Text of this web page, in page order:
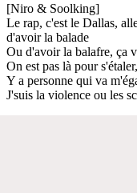
[Niro & Soolking]
Le rap, c'est le Dallas,
d'avoir la balade
Ou d'avoir la balafre, ça
On est pas là pour
Y a personne qui va
J'suis la violence ou les